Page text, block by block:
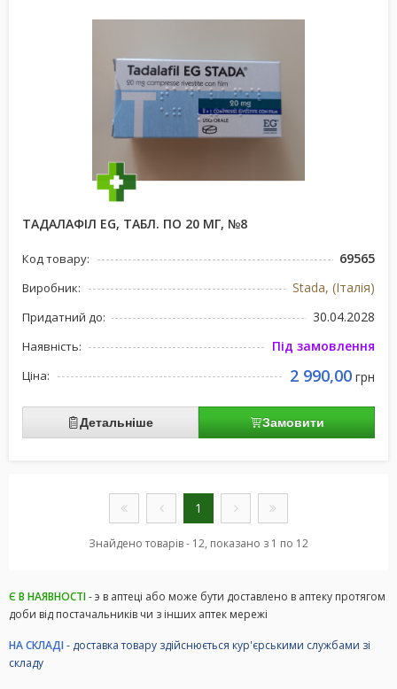
ТАДАЛАФІЛ EG, ТАБЛ. ПО 20 МГ, №8
Код товару: 69565
Виробник: Stada, (Італія)
Придатний до: 30.04.2028
Наявність: Під замовлення
Ціна: 2 990,00 грн
Детальніше Замовити
1
Знайдено товарів - 12, показано з 1 по 12
Є В НАЯВНОСТІ- э в аптеці або може бути доставлено в аптеку протягом
доби від постачальників чи з інших аптек мережі
НА СКЛАДІ- доставка товару здійснюється кур'єрськими службами зі
складу